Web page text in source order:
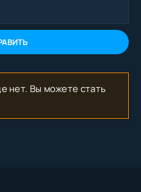
нет. Вы можете стать